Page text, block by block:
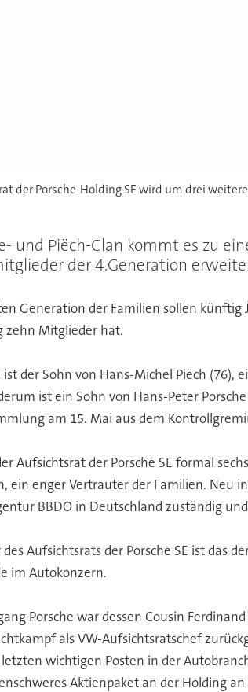
der Porsche-Holding SE wird um drei
und Piëch-Clan kommt es zu
der 4.Generation
Generation der Familien sollen künftig
zehn Mitglieder hat.
ist der Sohn von Hans-Michel Piëch (76),
ist ein Sohn von Hans-Peter
am 15. Mai aus dem
Aufsichtsrat der Porsche SE formal
ein enger Vertrauter der Familien. Neu
BBDO in Deutschland zuständig
Aufsichtsrats der Porsche SE ist das
im Autokonzern.
Porsche war dessen Cousin
als VW-Aufsichtsratschef
wichtigen Posten in der
Aktienpaket an der Holding